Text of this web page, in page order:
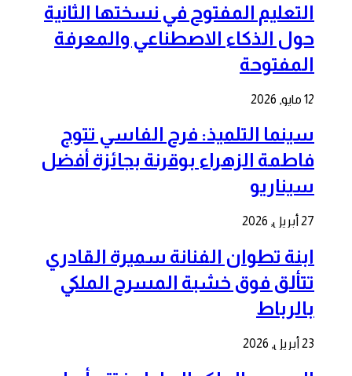
التعليم المفتوح في نسختها الثانية
حول الذكاء الاصطناعي والمعرفة
المفتوحة
12 مايو, 2026
سينما التلميذ: فرح الفاسي تتوج
فاطمة الزهراء بوقرنة بجائزة أفضل
سيناريو
27 أبريل, 2026
ابنة تطوان الفنانة سميرة القادري
تتألق فوق خشبة المسرح الملكي
بالرباط
23 أبريل, 2026